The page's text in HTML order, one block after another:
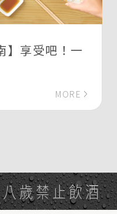
】享受吧！一
MORE
歲禁止飲酒